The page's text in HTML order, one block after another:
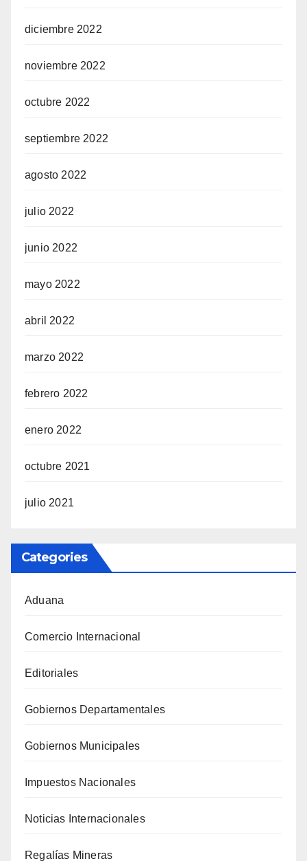
diciembre 2022
noviembre 2022
octubre 2022
septiembre 2022
agosto 2022
julio 2022
junio 2022
mayo 2022
abril 2022
marzo 2022
febrero 2022
enero 2022
octubre 2021
julio 2021
Categories
Aduana
Comercio Internacional
Editoriales
Gobiernos Departamentales
Gobiernos Municipales
Impuestos Nacionales
Noticias Internacionales
Regalías Mineras